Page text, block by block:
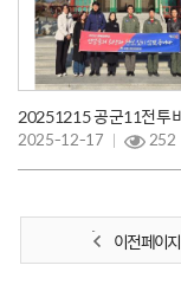
2025-12-17 252
이전 페이지